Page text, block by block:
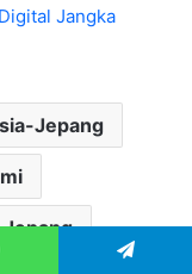
Jangka
Jepang